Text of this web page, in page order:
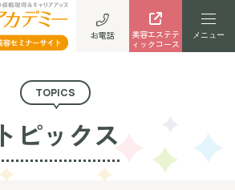
お電話
美容エステテ
ィックコース
TOPICS
トピックス